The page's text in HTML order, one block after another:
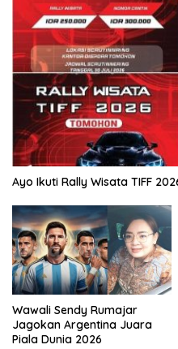
Ayo Ikuti Rally Wisata TIFF
Wawali Sendy Rumajar
Jagokan Argentina Juara
Piala Dunia 2026